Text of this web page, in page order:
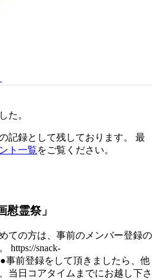
た。
記録として残しております。 最
ト一覧をご覧ください。
慰霊祭」
ての方は、事前のメンバー登録の
https://snack-
●事前登録をして頂きましたら、他
当日コアタイムまでにお越し下さ